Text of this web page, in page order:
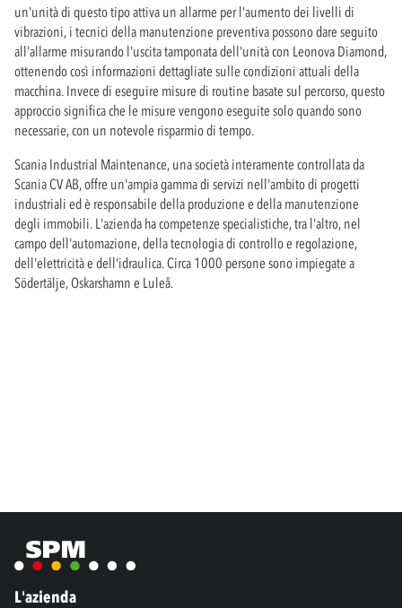
un'unità di questo tipo attiva un allarme per l'aumento dei livelli di
vibrazioni, i tecnici della manutenzione preventiva possono dare seguito
all'allarme misurando l'uscita tamponata dell'unità con Leonova Diamond,
ottenendo così informazioni dettagliate sulle condizioni attuali della
macchina. Invece di eseguire misure di routine basate sul percorso, questo
approccio significa che le misure vengono eseguite solo quando sono
necessarie, con un notevole risparmio di tempo.
Scania Industrial Maintenance, una società interamente controllata da
Scania CV AB, offre un'ampia gamma di servizi nell'ambito di progetti
industriali ed è responsabile della produzione e della manutenzione
degli immobili. L'azienda ha competenze specialistiche, tra l'altro, nel
campo dell'automazione, della tecnologia di controllo e regolazione,
dell'elettricità e dell'idraulica. Circa 1000 persone sono impiegate a
Södertälje, Oskarshamn e Luleå.
L'azienda